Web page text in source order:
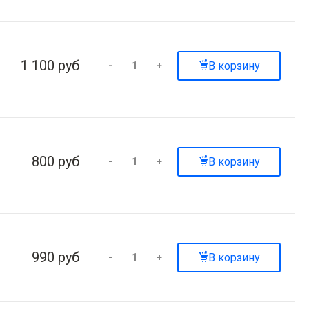
1 100 руб - + В корзину
800 руб - + В корзину
990 руб - + В корзину